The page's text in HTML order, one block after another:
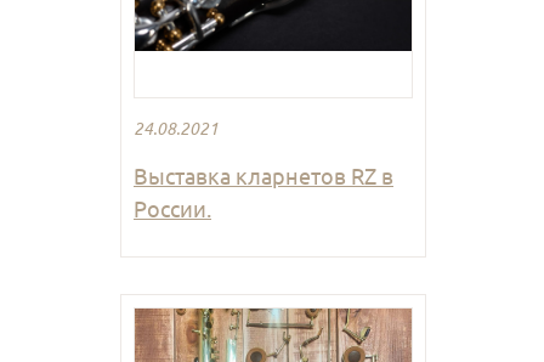
24.08.2021
Выставка кларнетов RZ в
России.